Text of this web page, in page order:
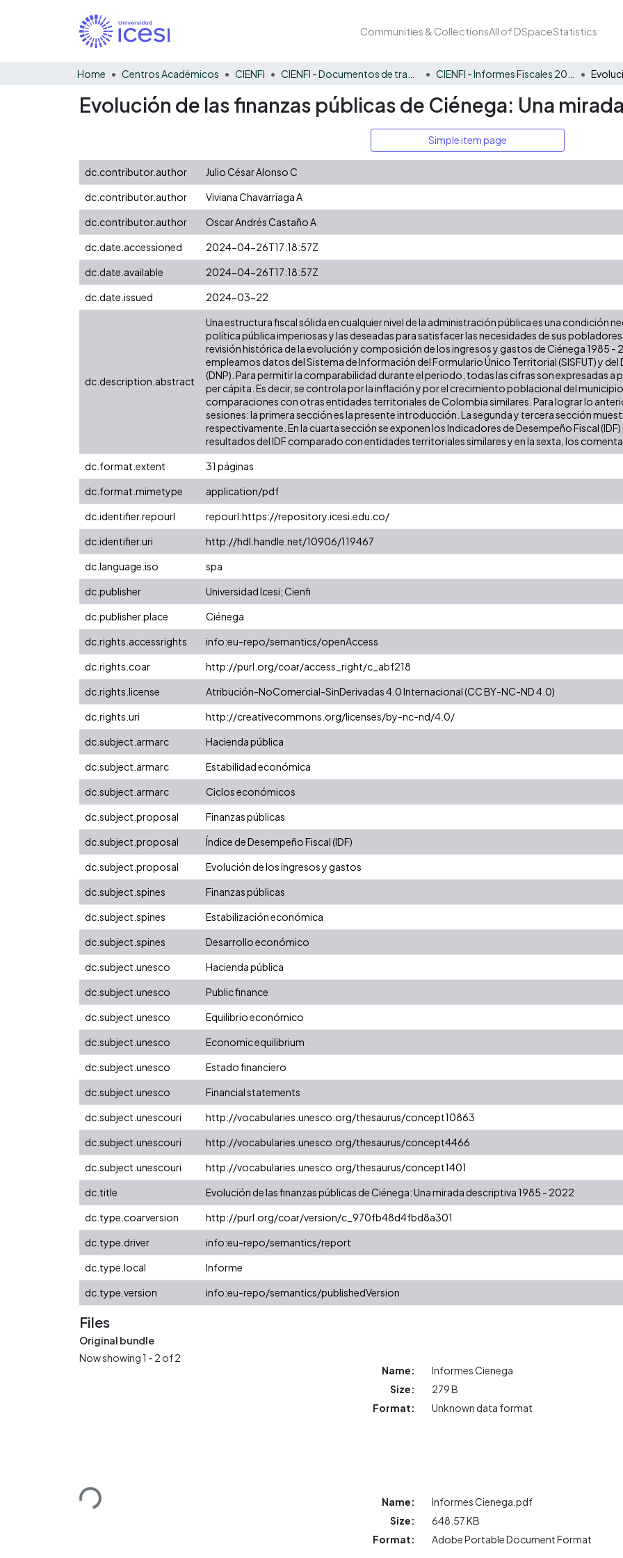
Communities & CollectionsAll of DSpaceStatistics
Home Centros Académicos CIENFI
Evolución de las finanzas públicas de Ciénega: Una
Simple item page
dc.contributor.author
Julio César Alonso C
dc.contributor.author
Viviana Chavarriaga A
dc.contributor.author
Oscar Andrés Castaño A
dc.date.accessioned
2024-04-26T17:18:57Z
dc.date.available
2024-04-26T17:18:57Z
dc.date.issued
2024-03-22
dc.description.abstract
Una estructura fiscal sólida en cualquier nivel de la administración pública es una condición
política pública imperiosas y las deseadas para satisfacer las necesidades de sus
revisión histórica de la evolución y composición de los ingresos y gastos de Ciénega 1985 -
empleamos datos del Sistema de Información del Formulario Único Territorial (SISFUT) y
(DNP). Para permitir la comparabilidad durante el periodo, todas las cifras son expresadas
per cápita. Es decir, se controla por la inflación y por el crecimiento poblacional del
comparaciones con otras entidades territoriales de Colombia similares. Para lograr lo
sesiones: la primera sección es la presente introducción. La segunda y tercera sección
respectivamente. En la cuarta sección se exponen los Indicadores de Desempeño Fiscal
resultados del IDF comparado con entidades territoriales similares y en la sexta, los
dc.format.extent
31 páginas
dc.format.mimetype
application/pdf
dc.identifier.repourl
repourl:https://repository.icesi.edu.co/
dc.identifier.uri
http://hdl.handle.net/10906/119467
dc.language.iso
spa
dc.publisher
Universidad Icesi; Cienfi
dc.publisher.place
Ciénega
dc.rights.accessrights
info:eu-repo/semantics/openAccess
dc.rights.coar
http://purl.org/coar/access_right/c_abf218
dc.rights.license
Atribución-NoComercial-SinDerivadas 4.0 Internacional (CC BY-NC-ND 4.0)
dc.rights.uri
http://creativecommons.org/licenses/by-nc-nd/4.0/
dc.subject.armarc
Hacienda pública
dc.subject.armarc
Estabilidad económica
dc.subject.armarc
Ciclos económicos
dc.subject.proposal
Finanzas públicas
dc.subject.proposal
Índice de Desempeño Fiscal (IDF)
dc.subject.proposal
Evolución de los ingresos y gastos
dc.subject.spines
Finanzas públicas
dc.subject.spines
Estabilización económica
dc.subject.spines
Desarrollo económico
dc.subject.unesco
Hacienda pública
dc.subject.unesco
Public finance
dc.subject.unesco
Equilibrio económico
dc.subject.unesco
Economic equilibrium
dc.subject.unesco
Estado financiero
dc.subject.unesco
Financial statements
dc.subject.unescouri
http://vocabularies.unesco.org/thesaurus/concept10863
dc.subject.unescouri
http://vocabularies.unesco.org/thesaurus/concept4466
dc.subject.unescouri
http://vocabularies.unesco.org/thesaurus/concept1401
dc.title
Evolución de las finanzas públicas de Ciénega: Una mirada descriptiva 1985 - 2022
dc.type.coarversion
http://purl.org/coar/version/c_970fb48d4fbd8a301
dc.type.driver
info:eu-repo/semantics/report
dc.type.local
Informe
dc.type.version
info:eu-repo/semantics/publishedVersion
Files
Original bundle
Now showing1 - 2 of 2
Loading...
Name:
Informes Cienega
Size:
279 B
Format:
Unknown data format
Name:
Informes Cienega.pdf
Size:
648.57 KB
Format:
Adobe Portable Document Format